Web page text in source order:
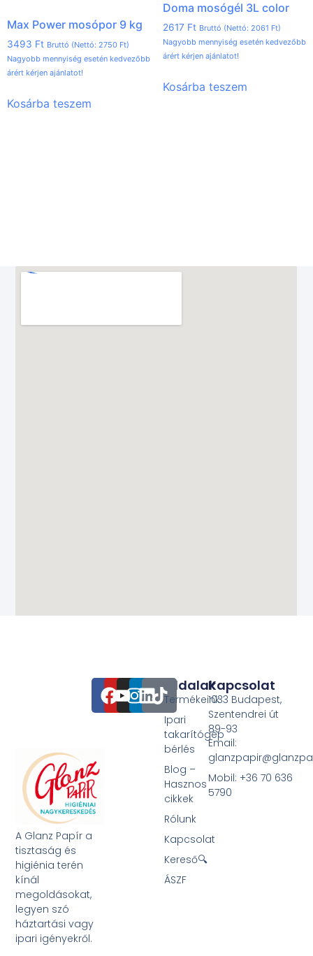
Max Power mosópor 9 kg
3493 Ft Bruttó (Nettó: 2750 Ft)
Nagyobb mennyiség esetén kedvezőbb
árért kérjen ajánlatot!
Kosárba teszem
Doma mosógél 3L color
2617 Ft Bruttó (Nettó: 2061 Ft)
Nagyobb mennyiség esetén kedvezőbb
árért kérjen ajánlatot!
Kosárba teszem
A Glanz Papír a
tisztaság és
higiénia terén
kínál
megoldásokat,
legyen szó
háztartási vagy
ipari igényekről.
Oldalak
Termékeink
Ipari
takarítógép
bérlés
Blog –
Hasznos
cikkek
Rólunk
Kapcsolat
Kereső🔍
ÁSZF
Kapcsolat
1033 Budapest,
Szentendrei út
89-93
Email:
Mobil: +36 70 636
5790